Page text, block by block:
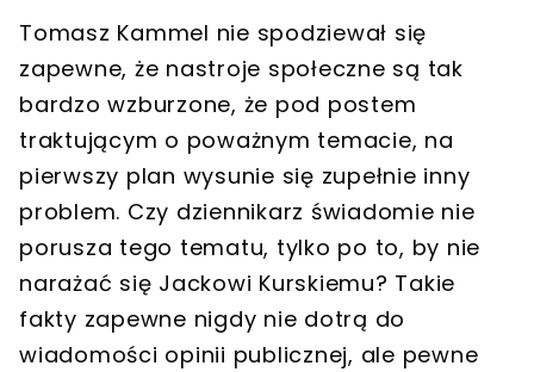
Tomasz Kammel nie spodziewał się
zapewne, że nastroje społeczne są tak
bardzo wzburzone, że pod postem
traktującym o poważnym temacie, na
pierwszy plan wysunie się zupełnie inny
problem. Czy dziennikarz świadomie nie
porusza tego tematu, tylko po to, by nie
narażać się Jackowi Kurskiemu? Takie
fakty zapewne nigdy nie dotrą do
wiadomości opinii publicznej, ale pewne